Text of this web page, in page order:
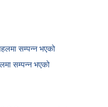
सम्पन्न भएको
सम्पन्न भएको